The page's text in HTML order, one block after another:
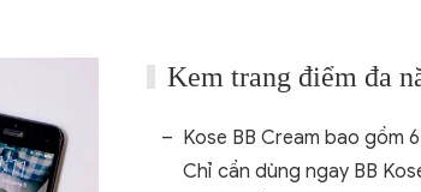
Kem trang điểm đa
Kose BB Cream bao gồm
Chỉ cần dùng ngay BB